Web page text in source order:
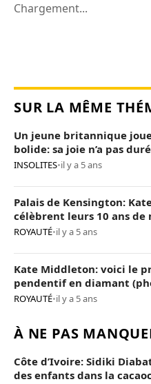
Chargement...
SUR LA MÊME
Un jeune britannique
bolide: sa joie n’a pas
INSOLITES•il y a 5 ans
Palais de Kensington:
célèbrent leurs 10 ans de
ROYAUTÉ•il y a 5 ans
Kate Middleton: voici le
pendentif en diamant
ROYAUTÉ•il y a 5 ans
À NE PAS
Côte d’Ivoire: Sidiki
des enfants dans la